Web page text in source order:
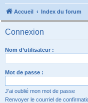
Accueil Index du forum
Connexion
Nom d’utilisateur :
Mot de passe :
J’ai oublié mon mot de passe
Renvoyer le courriel de